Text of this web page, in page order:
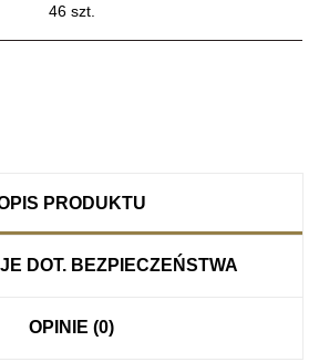
46 szt.
PRODUKTU
DOT. BEZPIECZEŃSTWA
OPINIE (0)